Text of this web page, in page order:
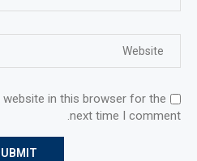
website in this browser for the
next time I comment.